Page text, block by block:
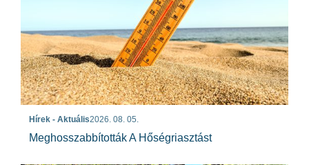
Hírek - Aktuális2026. 08. 05.
Meghosszabbították A Hőségriasztást